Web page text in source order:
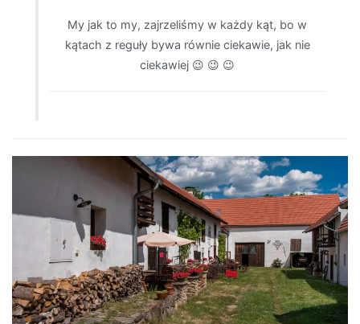
My jak to my, zajrzeliśmy w każdy kąt, bo w
kątach z reguły bywa równie ciekawie, jak nie
ciekawiej 😉 😉 😉